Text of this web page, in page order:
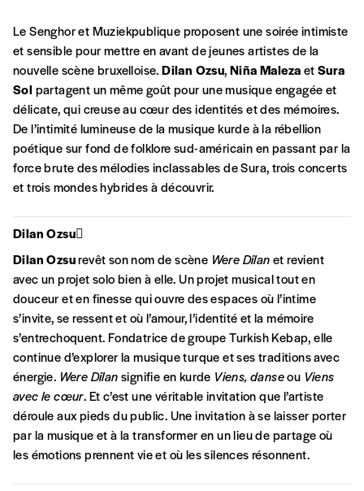
Se connecter
Mot de passe oublié?
Créer un
compte
Formulaire de
commande
A partir de 2021,Imag, le magazine de
l’interculturel,vous est proposé à
par l’acheteur d’un bien ou d’un service, qui
qu’il estime juste. Dans l’objectif de rendre nos
activités et publications accessibles, et
d’affirmer notre attachement aux valeurs de
solidarité, nous vous proposons d’estimer
vous-mêmes le coût de notre publication.
Cette valeur peut donc être inférieure, égale
ou supérieure au prix indicatif. De cette
manière, vous soutenez le travail de l’équipe
de rédaction selon vos moyens et vos
motivations.
Le Senghor et Muziekpublique proposent une soirée intimiste
et sensible pour mettre en avant de jeunes artistes de la
nouvelle scène bruxelloise.Dilan Ozsu,Niña MalezaetSura
Solpartagent un même goût pour une musique engagée et
délicate, qui creuse au cœur des identités et des mémoires.
De l’intimité lumineuse de la musique kurde à la rébellion
poétique sur fond de folklore sud-américain en passant par la
force brute des mélodies inclassables de Sura, trois concerts
et trois mondes hybrides à découvrir.
Dilan Ozsu
Dilan Ozsurevêt son nom de scène Were Dîlanet revient
avec un projet solo bien à elle. Un projet musical tout en
douceur et en finesse qui ouvre des espaces où l’intime
s’invite, se ressent et où l’amour, l’identité et la mémoire
s’entrechoquent. Fondatrice de groupe Turkish Kebap, elle
continue d’explorer la musique turque et ses traditions avec
énergie. Were Dîlansignifie en kurde Viens, danseou Viens
avec le cœur. Et c’est une véritable invitation que l’artiste
déroule aux pieds du public. Une invitation à se laisser porter
par la musique et à la transformer en un lieu de partage où
les émotions prennent vie et où les silences résonnent.